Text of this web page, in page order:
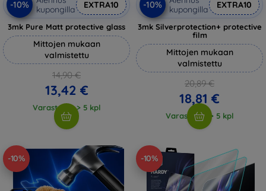
-10%
kupongilla
EXTRA10
3mk Pure Matt protective glass
Mittojen mukaan
valmistettu
14,90 €
13,42 €
Varastossa > 5 kpl
-10%
kupongilla
EXTRA10
3mk Silverprotection+ protective
film
Mittojen mukaan
valmistettu
20,89 €
18,81 €
Varastossa > 5 kpl
-10% -10%